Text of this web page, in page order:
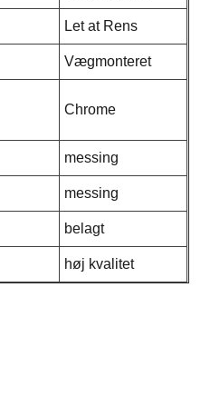
Let at Rens
Vægmonteret
Chrome
messing
messing
belagt
høj kvalitet